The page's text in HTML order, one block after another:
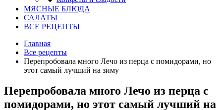
МЯСНЫЕ БЛЮДА
САЛАТЫ
ВСЕ РЕЦЕПТЫ
Главная
Все рецепты
Перепробовала много Лечо из перца с помидорами, но
этот самый лучший на зиму
Перепробовала много Лечо из перца с
помидорами, но этот самый лучший на